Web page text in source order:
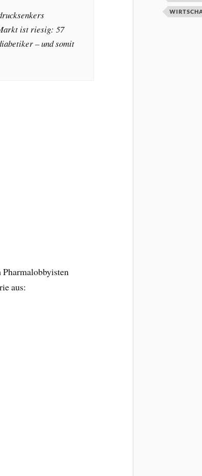
ist riesig: 57
– und somit
aus: